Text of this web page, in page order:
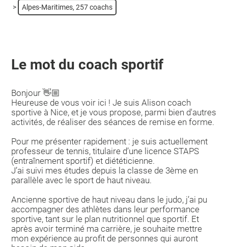
> Alpes-Maritimes, 257 coachs
Le mot du coach sportif
Bonjour 👋🏼
Heureuse de vous voir ici ! Je suis Alison coach
sportive à Nice, et je vous propose, parmi bien d'autres
activités, de réaliser des séances de remise en forme.
Pour me présenter rapidement : je suis actuellement
professeur de tennis, titulaire d’une licence STAPS
(entraînement sportif) et diététicienne.
J’ai suivi mes études depuis la classe de 3ème en
parallèle avec le sport de haut niveau.
Ancienne sportive de haut niveau dans le judo, j’ai pu
accompagner des athlètes dans leur performance
sportive, tant sur le plan nutritionnel que sportif. Et
après avoir terminé ma carrière, je souhaite mettre
mon expérience au profit de personnes qui auront